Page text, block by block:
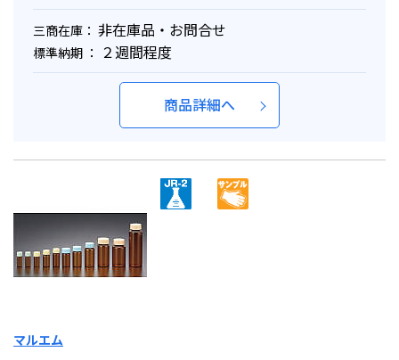
三商在庫： 非在庫品・お問合せ
標準納期 ： ２週間程度
商品詳細へ
マルエム